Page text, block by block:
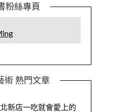
粉絲專頁
術 熱門文章
新店一吃就會愛上的